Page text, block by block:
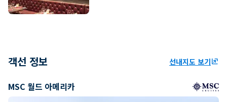
객선 정보 선내지도 보기ungroup
MSC 월드 아메리카